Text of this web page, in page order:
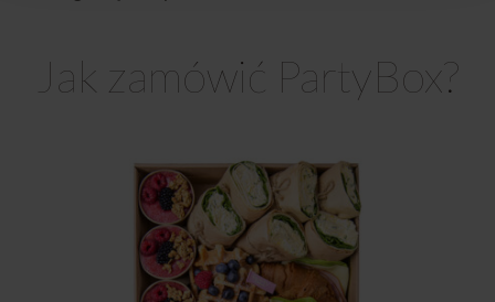
Jak zamówić PartyBox?